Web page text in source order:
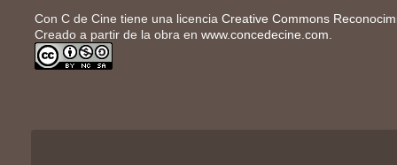
Con C de Cine tiene una licenciaCreative Commons
Creado a partir de la obra enwww.concedecine.com